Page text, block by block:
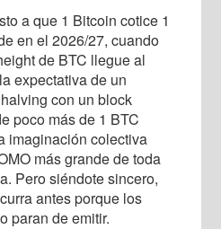
a que 1 Bitcoin cotice 1
en el 2026/27, cuando
de BTC llegue al
expectativa de un
con un block
poco más de 1 BTC
imaginación colectiva
más grande de toda
Pero siéndote sincero,
antes porque los
paran de emitir.